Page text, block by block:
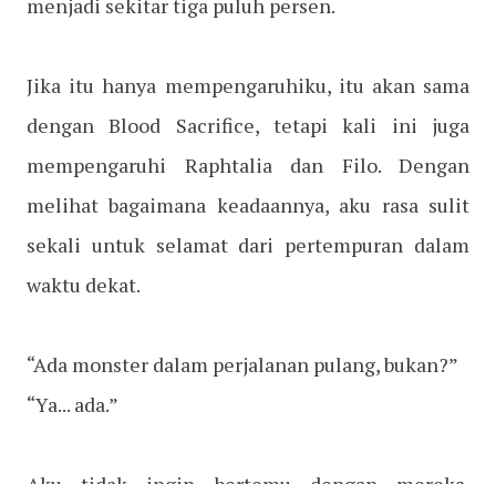
menjadi sekitar tiga puluh persen.
Jika itu hanya mempengaruhiku, itu akan sama
dengan Blood Sacrifice, tetapi kali ini juga
mempengaruhi Raphtalia dan Filo. Dengan
melihat bagaimana keadaannya, aku rasa sulit
sekali untuk selamat dari pertempuran dalam
waktu dekat.
“Ada monster dalam perjalanan pulang, bukan?”
“Ya... ada.”